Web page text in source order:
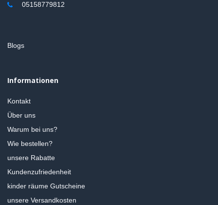
05158779812
Blogs
Informationen
Kontakt
Über uns
Warum bei uns?
Wie bestellen?
unsere Rabatte
Kundenzufriedenheit
kinder räume Gutscheine
unsere Versandkosten